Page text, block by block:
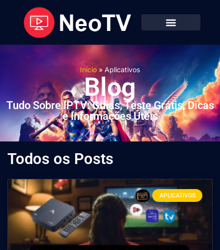
Início » Aplicativos
Blog
Tudo Sobre IPTV: Guias, Teste Grátis, Dicas
e Informações Úteis
Todos os Posts
APLICATIVOS